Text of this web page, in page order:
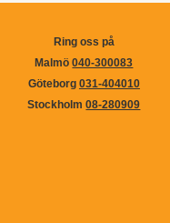
Ring oss på
Malmö040-300083
Göteborg 031-404010
Stockholm08-280909